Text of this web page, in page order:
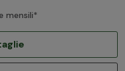
mensili*